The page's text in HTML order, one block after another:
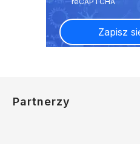
Partnerzy